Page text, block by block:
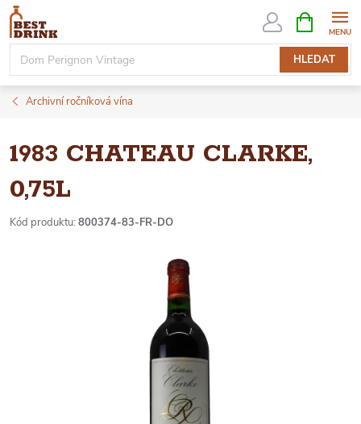
Přejít
obsah
HLEDAT
NÁKUPNÍ
KOŠÍK
Archivní ročníková vína
1983 CHATEAU CLARKE,
0,75L
Kód produktu: 800374-83-FR-DO